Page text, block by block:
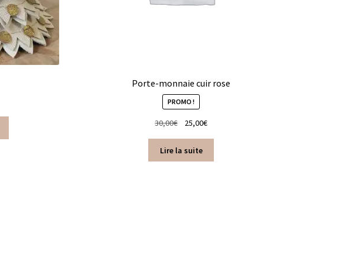
Porte-monnaie cuir rose
PROMO !
30,00€
Le
initial
était :
25,00€Le
est :
Lire la suite